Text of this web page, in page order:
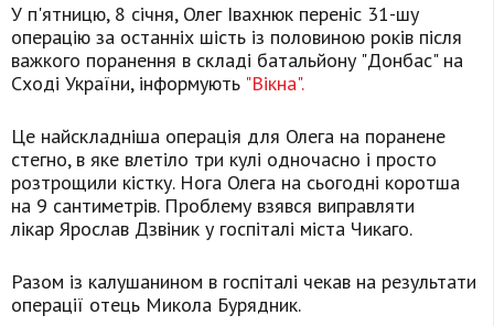
У п'ятницю, 8 січня, Олег Івахнюк переніс 31-шу
операцію за останніх шість із половиною років після
важкого поранення в складі батальйону "Донбас" на
Сході України, інформують "Вікна".
Це найскладніша операція для Олега на поранене
стегно, в яке влетіло три кулі одночасно і просто
розтрощили кістку. Нога Олега на сьогодні коротша
на 9 сантиметрів. Проблему взявся виправляти
лікар Ярослав Дзвіник у госпіталі міста Чикаго.
Разом із калушанином в госпіталі чекав на результати
операції отець Микола Бурядник.